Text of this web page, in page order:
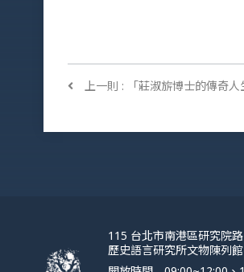
上一則 : 「莊淑旂博士的傳奇人
115 台北市南港區研究院
歷史語言研究所文物陳列